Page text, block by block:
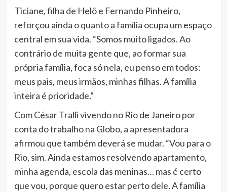
Ticiane, filha de Helô e Fernando Pinheiro,
reforçou ainda o quanto a família ocupa um espaço
central em sua vida. “Somos muito ligados. Ao
contrário de muita gente que, ao formar sua
própria família, foca só nela, eu penso em todos:
meus pais, meus irmãos, minhas filhas. A família
inteira é prioridade.”
Com César Tralli vivendo no Rio de Janeiro por
conta do trabalho na Globo, a apresentadora
afirmou que também deverá se mudar. “Vou para o
Rio, sim. Ainda estamos resolvendo apartamento,
minha agenda, escola das meninas… mas é certo
que vou, porque quero estar perto dele. A família